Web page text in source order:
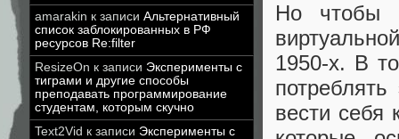
amarakin к записи Альтернативный
список заблокированных в РФ
ресурсов Re:filter
ResizeOn к записи Эксперименты с
тиграми и другие способы
преподавать программирование
студентам, которым скучно
Text2Vid к записи Эксперименты с
Но чтобы
1950-х. В
вести себя